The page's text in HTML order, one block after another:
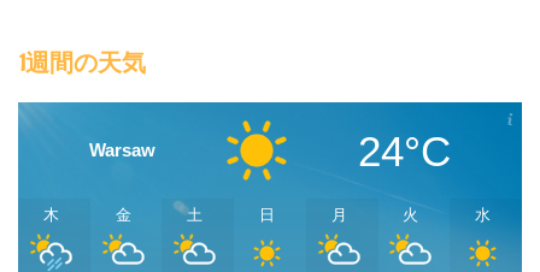
1週間の天気
Warsaw 24°C
木 金 土 日 月 火 水